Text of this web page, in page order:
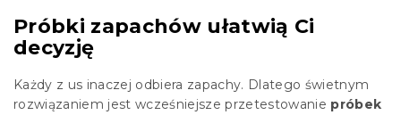
Próbki zapachów ułatwią Ci
decyzję
Każdy z us inaczej odbiera zapachy. Dlatego świetnym
rozwiązaniem jest wcześniejsze przetestowanie próbek